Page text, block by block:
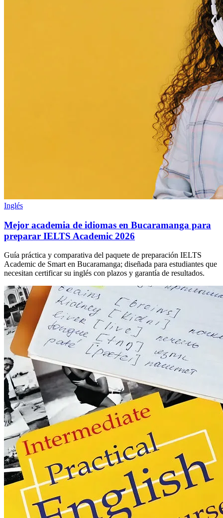
Inglés
Mejor academia de idiomas en Bucaramanga para
preparar IELTS Academic 2026
Guía práctica y comparativa del paquete de preparación IELTS
Academic de Smart en Bucaramanga; diseñada para estudiantes que
necesitan certificar su inglés con plazos y garantía de resultados.